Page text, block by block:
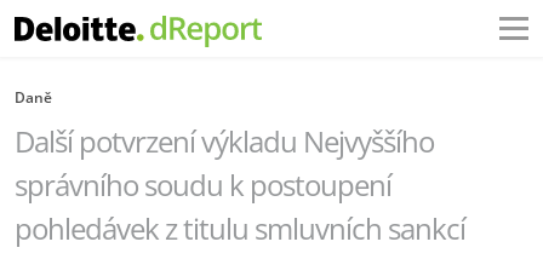
Daně
Další potvrzení výkladu Nejvyššího
správního soudu k postoupení
pohledávek z titulu smluvních sankcí